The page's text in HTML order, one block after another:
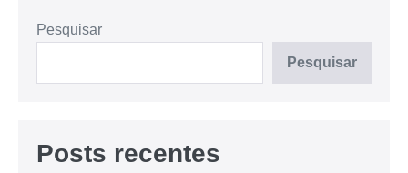
Pesquisar
Pesquisar
Posts recentes